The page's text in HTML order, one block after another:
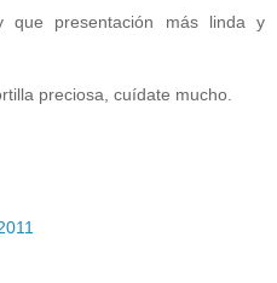
que presentación más linda y
preciosa, cuídate mucho.